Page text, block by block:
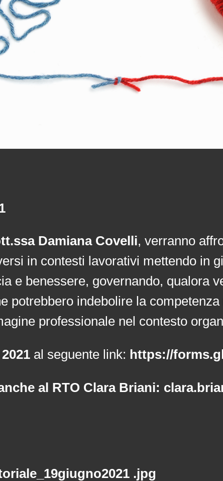
Damiana Covelli, verranno
in contesti lavorativi mettendo in
e benessere, governando, qualora
potrebbero indebolire la
professionale nel contesto
al seguente link: https://
al RTO Clara Briani:
.jpg